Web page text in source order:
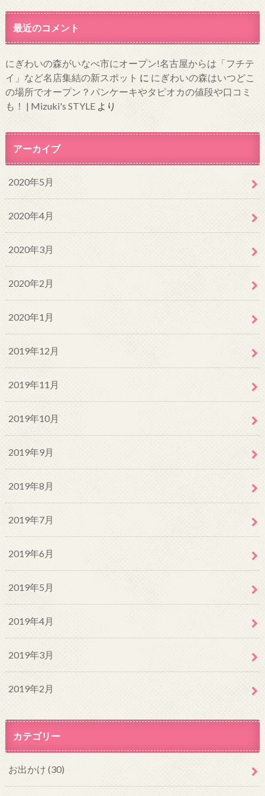
最近のコメント
にぎわいの森がいなべ市にオープン!名古屋からは「フチテ
イ」など名店集結の新スポット に にぎわいの森はいつどこ
の場所でオープン？パンケーキやタピオカの値段や口コミ
も！ | Mizuki's STYLEより
アーカイブ
2020年5月
2020年4月
2020年3月
2020年2月
2020年1月
2019年12月
2019年11月
2019年10月
2019年9月
2019年8月
2019年7月
2019年6月
2019年5月
2019年4月
2019年3月
2019年2月
カテゴリー
お出かけ (30)